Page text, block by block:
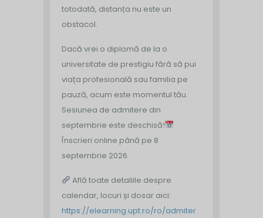
totodată, distanța nu este un
obstacol.
Dacă vrei o diplomă de la o
universitate de prestigiu fără să pui
viața profesională sau familia pe
pauză, acum este momentul tău.
Sesiunea de admitere din
septembrie este deschisă!
Înscrieri online până pe 8
septembrie 2026.
Află toate detaliile despre
calendar, locuri și dosar aici:
https://elearning.upt.ro/ro/admiter